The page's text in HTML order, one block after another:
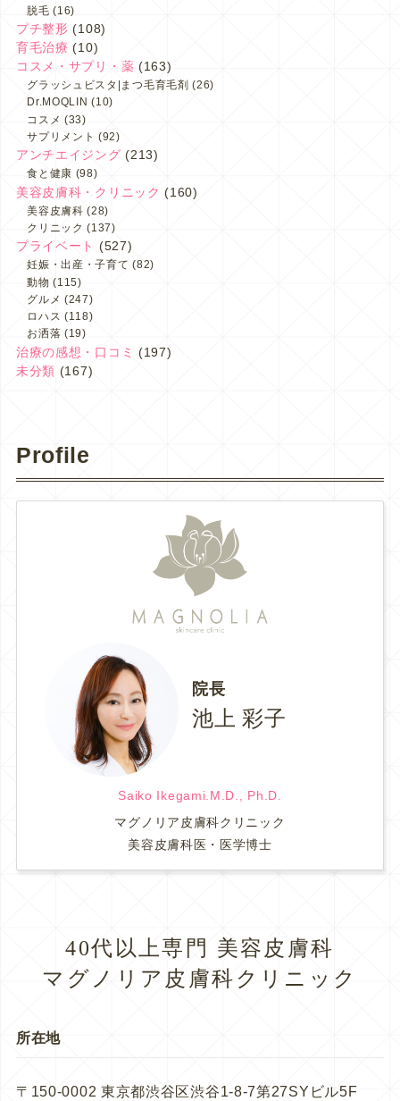
脱毛 (16)
プチ整形 (108)
育毛治療 (10)
コスメ・サプリ・薬 (163)
グラッシュビスタ|まつ毛育毛剤 (26)
Dr.MOQLIN (10)
コスメ (33)
サプリメント (92)
アンチエイジング (213)
食と健康 (98)
美容皮膚科・クリニック (160)
美容皮膚科 (28)
クリニック (137)
プライベート (527)
妊娠・出産・子育て (82)
動物 (115)
グルメ (247)
ロハス (118)
お洒落 (19)
治療の感想・口コミ
(197)
未分類 (167)
Profile
院長
池上 彩子
Saiko Ikegami.M.D., Ph.D.
マグノリア皮膚科クリニック
美容皮膚科医・医学博士
40代以上専門 美容皮膚科
マグノリア皮膚科クリニック
所在地
〒150-0002 東京都渋谷区渋谷1-8-7第27SYビル5F